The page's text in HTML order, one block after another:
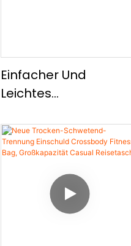
Einfacher Und
Leichtes
Großer Kapazität,
Multifunktionaler
Sportrucksack Mit
Trockener Und Nasse